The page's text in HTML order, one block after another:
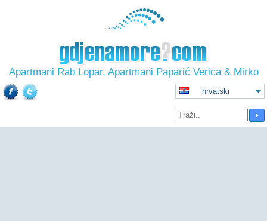
Apartmani Rab Lopar, Apartmani Paparić Verica & Mirko
hrvatski